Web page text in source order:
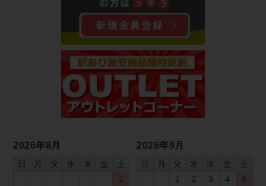
2026年8月
日 月 火 水 木 金
土
1
2026年9月
日 月 火 水 木 金
土
1
2 3 4
5